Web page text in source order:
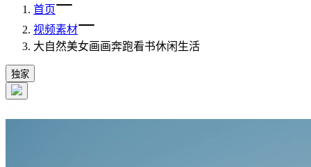
首页
视频素材
大自然美女画画奔跑看书休闲生活
独家